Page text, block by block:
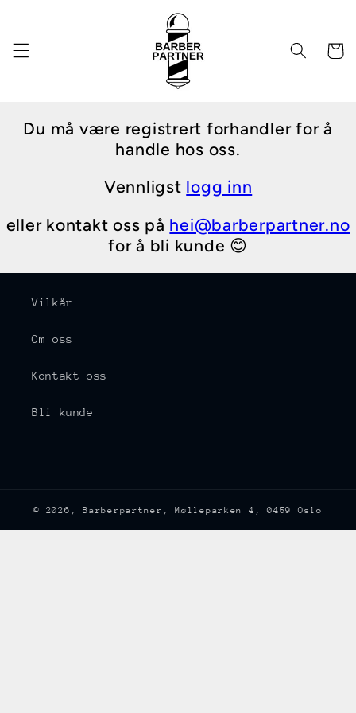
Du må være registrert forhandler for å
handle hos oss.
Vennligst logg inn
eller kontakt oss på hei@barberpartner.no
for å bli kunde 😊
Vilkår
Om oss
Kontakt oss
Bli kunde
© 2026,Barberpartner , Mølleparken 4, 0459 Oslo